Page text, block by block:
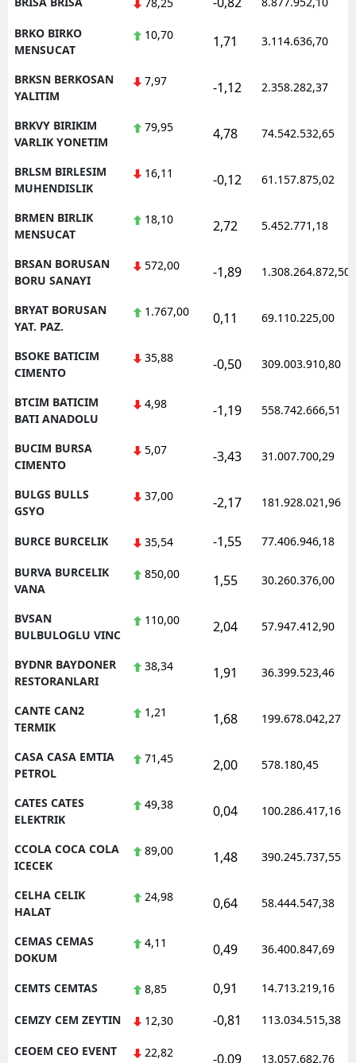
BRKO BIRKO
MENSUCAT
10,70 1,71 3.114.636,70
BRKSN BERKOSAN
YALITIM
7,97 -1,12 2.358.282,37
BRKVY BIRIKIM
VARLIK YONETIM
79,95 4,78 74.542.532,65
BRLSM BIRLESIM
MUHENDISLIK
16,11 -0,12 61.157.875,02
BRMEN BIRLIK
MENSUCAT
18,10 2,72 5.452.771,18
BRSAN BORUSAN
BORU SANAYI
572,00 -1,89 1.308.264.872,50
BRYAT BORUSAN
YAT. PAZ.
1.767,00 0,11 69.110.225,00
BSOKE BATICIM
CIMENTO
35,88 -0,50 309.003.910,80
BTCIM BATICIM
BATI ANADOLU
4,98 -1,19 558.742.666,51
BUCIM BURSA
CIMENTO
5,07 -3,43 31.007.700,29
BULGS BULLS
GSYO
37,00 -2,17 181.928.021,96
BURCE BURCELIK 35,54 -1,55 77.406.946,18
BURVA BURCELIK
VANA
850,00 1,55 30.260.376,00
BVSAN
BULBULOGLU VINC
110,00 2,04 57.947.412,90
BYDNR BAYDONER
RESTORANLARI
38,34 1,91 36.399.523,46
CANTE CAN2
TERMIK
1,21 1,68 199.678.042,27
CASA CASA EMTIA
PETROL
71,45 2,00 578.180,45
CATES CATES
ELEKTRIK
49,38 0,04 100.286.417,16
CCOLA COCA COLA
ICECEK
89,00 1,48 390.245.737,55
CELHA CELIK
HALAT
24,98 0,64 58.444.547,38
CEMAS CEMAS
DOKUM
4,11 0,49 36.400.847,69
CEMTS CEMTAS 8,85 0,91 14.713.219,16
CEMZY CEM ZEYTIN 12,30 -0,81 113.034.515,38
CEOEM CEO EVENT
22,82 -0,09 13.057.682,76